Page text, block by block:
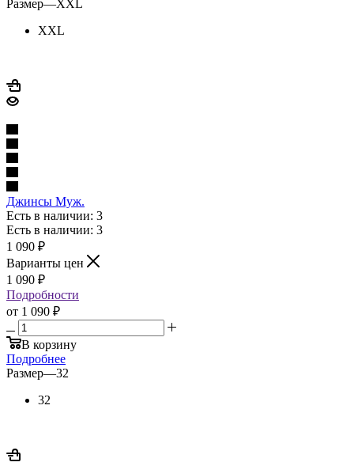
Размер—XXL
XXL
Джинсы Муж.
Есть в наличии: 3
Есть в наличии: 3
1 090 ₽
Варианты цен
1 090 ₽
Подробности
от 1 090 ₽
В корзину
Подробнее
Размер—32
32